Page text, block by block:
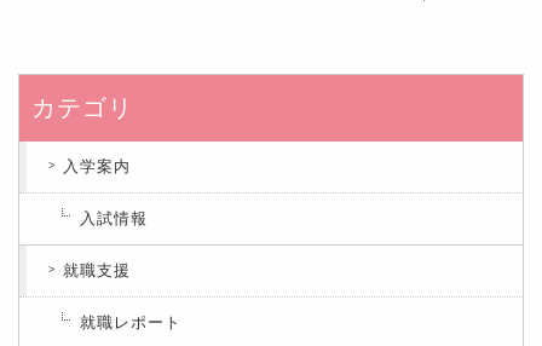
カテゴリ
入学案内
入試情報
就職支援
就職レポート